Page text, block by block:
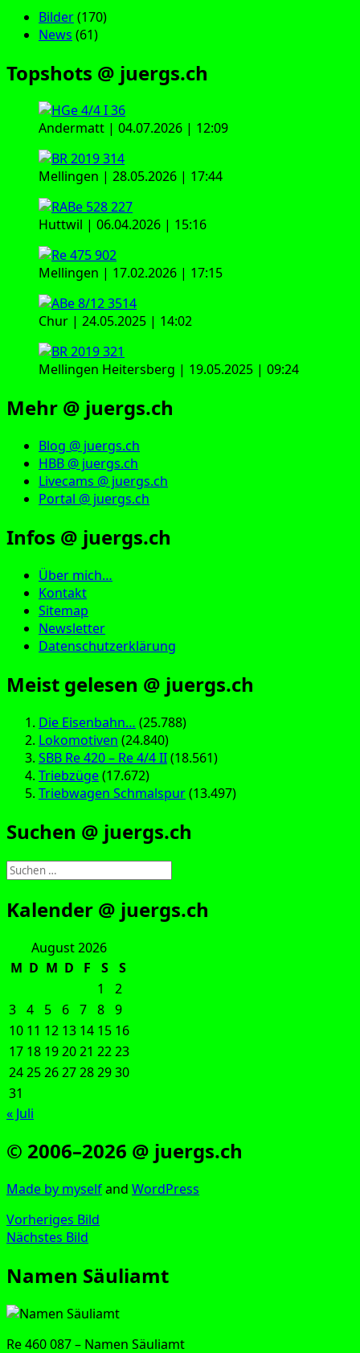
Bilder(170)
News (61)
Topshots @ juergs.ch
Andermatt | 04.07.2026 | 12:09
Mellingen | 28.05.2026 | 17:44
Huttwil | 06.04.2026 | 15:16
Mellingen | 17.02.2026 | 17:15
Chur | 24.05.2025 | 14:02
Mellingen Heitersberg | 19.05.2025 | 09:24
Mehr @ juergs.ch
Blog @ juergs.ch
HBB @ juergs.ch
Livecams @ juergs.ch
Portal @ juergs.ch
Infos @ juergs.ch
Über mich…
Kontakt
Sitemap
Newsletter
Datenschutzerklärung
Meist gelesen @ juergs.ch
Die Eisenbahn… (25.788)
Lokomotiven (24.840)
SBB Re 420 – Re 4/4 II(18.561)
Triebzüge(17.672)
Triebwagen Schmalspur(13.497)
Suchen @ juergs.ch
Suchen
nach:
Kalender @ juergs.ch
August 2026
M D M D F S
S
1
2
3 4 5 6 7 8 9
10 11 12 13 14 15 16
17 18 192021 2223
24252627282930
31
« Juli
© 2006–2026 @ juergs.ch
Made by mys­elfand Word­Press
Vorheriges Bild
Nächstes Bild
Namen Säuliamt
Re 460 087 – Namen Säuliamt